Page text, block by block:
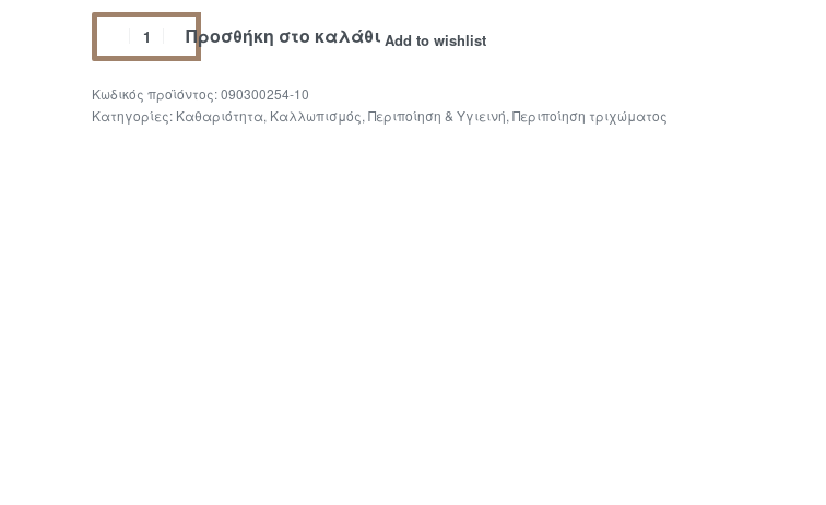
Προσθήκη στο καλάθι Add to wishlist
090300254-10
Κατηγορίες: Καθαριότητα, Καλλωπισμός, Περιποίηση & Υγιεινή, Περιποίηση τριχώματος